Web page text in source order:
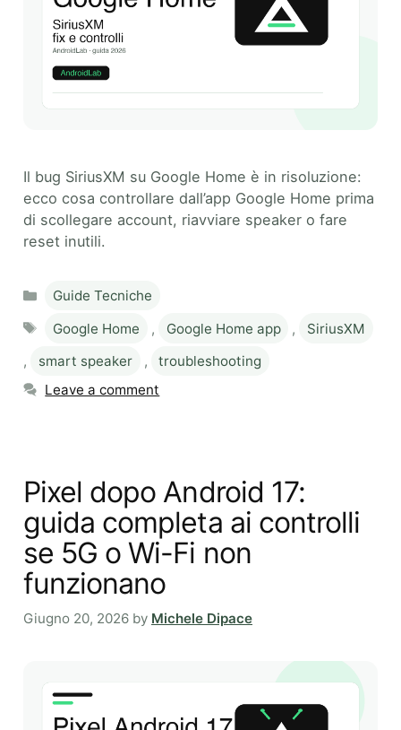
Il bug SiriusXM su Google Home è in risoluzione:
ecco cosa controllare dall’app Google Home prima
di scollegare account, riavviare speaker o fare
reset inutili.
Categories
Guide Tecniche
Tags
Google Home , Google Home app ,
SiriusXM
,
smart speaker ,
troubleshooting
Leave a comment
Pixel dopo Android 17:
guida completa ai controlli
se 5G o Wi-Fi non
funzionano
Giugno 20, 2026 by Michele Dipace